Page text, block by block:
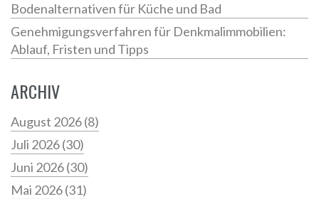
Bodenalternativen für Küche und Bad
Genehmigungsverfahren für Denkmalimmobilien:
Ablauf, Fristen und Tipps
ARCHIV
August 2026(8)
Juli 2026(30)
Juni 2026(30)
Mai 2026(31)